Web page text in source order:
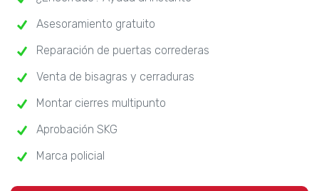
Asesoramiento gratuito
Reparación de puertas correderas
Venta de bisagras y cerraduras
Montar cierres multipunto
Aprobación SKG
Marca policial